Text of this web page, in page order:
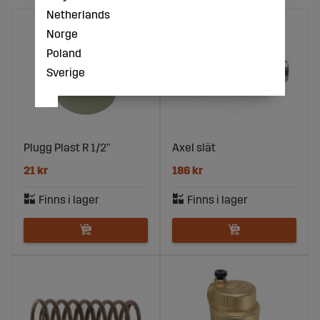
Plugg Plast R 1/2"
21 kr
Axel slät
186 kr
Netherlands
Norge
Poland
Sverige